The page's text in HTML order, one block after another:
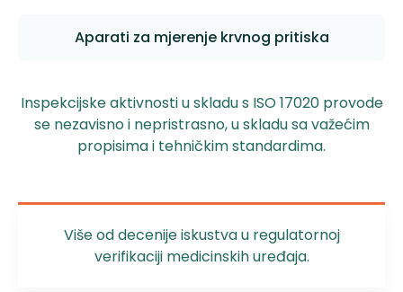
Aparati za mjerenje krvnog pritiska
Inspekcijske aktivnosti u skladu s ISO 17020 provode
se nezavisno i nepristrasno, u skladu sa važećim
propisima i tehničkim standardima.
Više od decenije iskustva u regulatornoj
verifikaciji medicinskih uređaja.